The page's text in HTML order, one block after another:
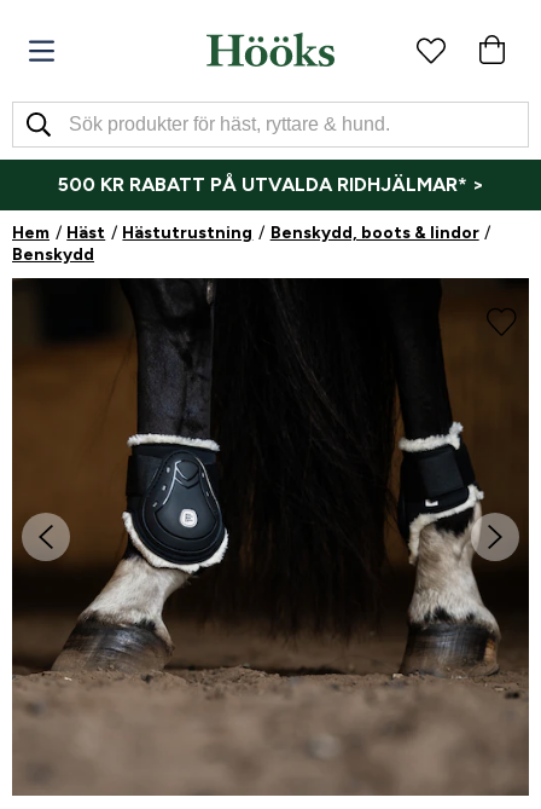
500 KR RABATT PÅ UTVALDA RIDHJÄLMAR* >
Hem Häst Hästutrustning
Benskydd, boots & lindor
Benskydd